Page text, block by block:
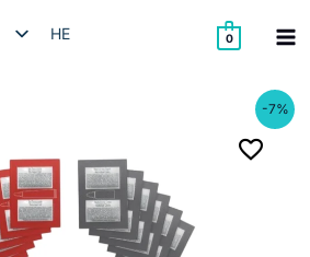
לתוכן
0
HE
-7%